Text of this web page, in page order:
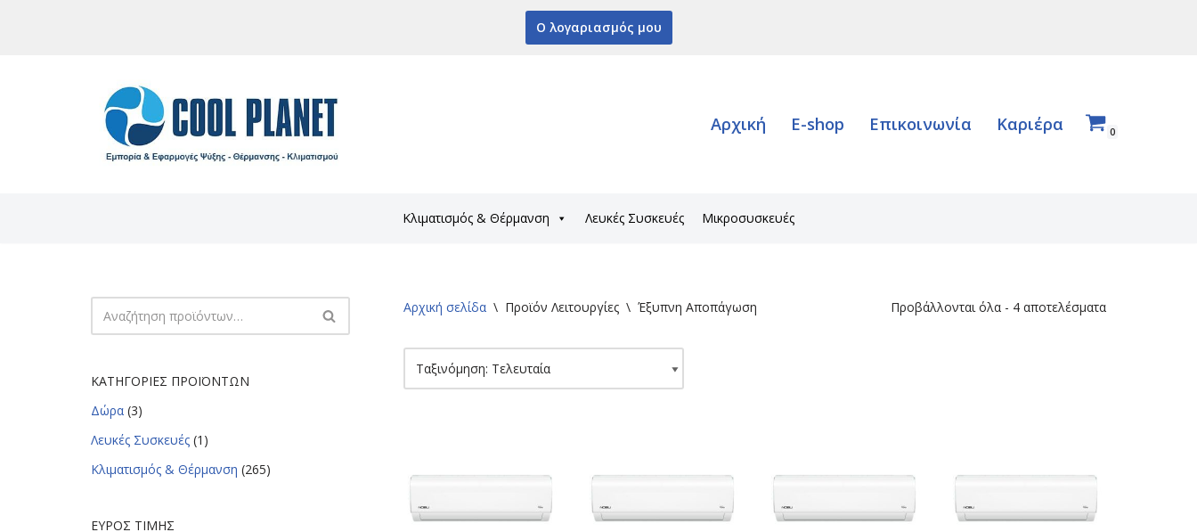
Ο λογαριασμός μου
Αρχική E-shop Επικοινωνία Καριέρα 0
Κλιματισμός & Θέρμανση Λευκές Συσκευές Μικροσυσκευές
ΚΑΤΗΓΟΡΊΕΣ ΠΡΟΪΌΝΤΩΝ
Δώρα (3)
Λευκές Συσκευές (1)
Κλιματισμός & Θέρμανση (265)
ΕΎΡΟΣ ΤΙΜΉΣ
Αρχική σελίδα \ Προϊόν Λειτουργίες \ Έξυπνη Αποπάγωση Προβάλλονται όλα - 4 αποτελέσματα